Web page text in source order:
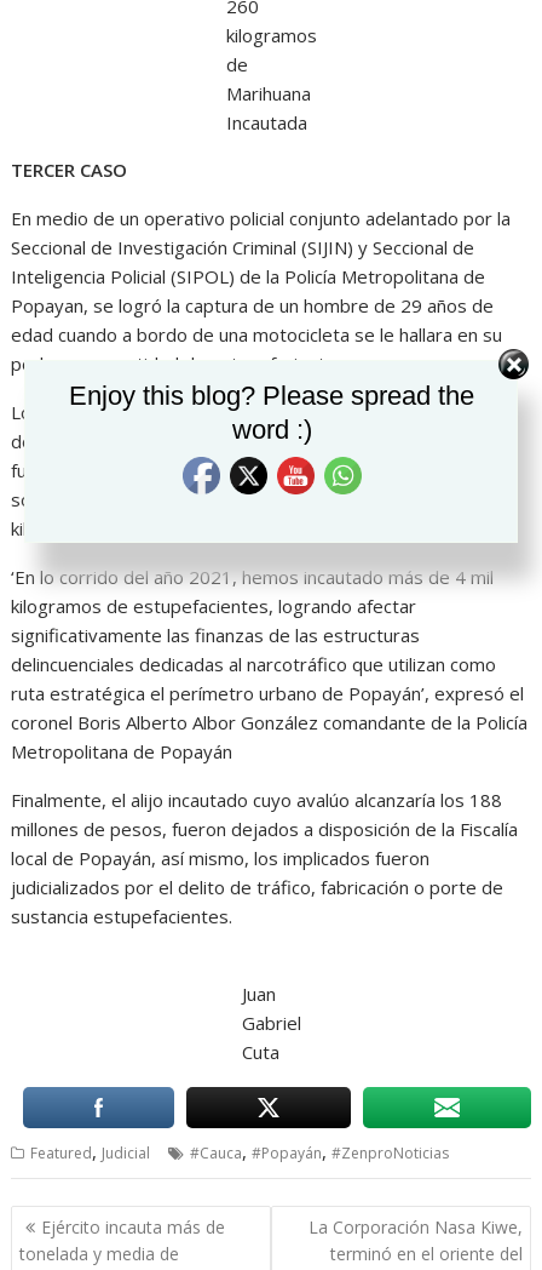
260
kilogramos
de
Marihuana
Incautada
TERCER CASO
En medio de un operativo policial conjunto adelantado por la
Seccional de Investigación Criminal (SIJIN) y Seccional de
Inteligencia Policial (SIPOL) de la Policía Metropolitana de
Popayan, se logró la captura de un hombre de 29 años de
edad cuando a bordo de una motocicleta se le hallara en su
poder gran cantidad de estupefacientes.
Los hechos se presentaron en el Barrio Valle del Ortigal,
donde gracias a las labores de inteligencia, el indiciado quien
fue identificado como Juan Gabriel Hurtado Cuta, fue
sorprendido por los uniformados transportando seis
kilogramos de marihuana tipo creepy.
‘En lo corrido del año 2021, hemos incautado más de 4 mil
kilogramos de estupefacientes, logrando afectar
significativamente las finanzas de las estructuras
delincuenciales dedicadas al narcotráfico que utilizan como
ruta estratégica el perímetro urbano de Popayán’, expresó el
coronel Boris Alberto Albor González comandante de la Policía
Metropolitana de Popayán
Finalmente, el alijo incautado cuyo avalúo alcanzaría los 188
millones de pesos, fueron dejados a disposición de la Fiscalía
local de Popayán, así mismo, los implicados fueron
judicializados por el delito de tráfico, fabricación o porte de
sustancia estupefacientes.
Juan
Gabriel
Cuta
Featured, Judicial #Cauca,#Popayán,#ZenproNoticias
Navegación
de
Ejército incauta más de
tonelada y media de
La Corporación Nasa Kiwe,
terminó en el oriente del
Enjoy this blog? Please spread the
word :)
Set Youtube Channel ID